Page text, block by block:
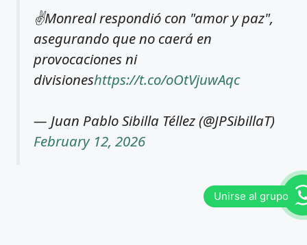
✌️Monreal respondió con "amor y paz",
asegurando que no caerá en
provocaciones ni
divisioneshttps://t.co/oOtVjuwAqc
— Juan Pablo Sibilla Téllez (@JPSibillaT)
February 12, 2026